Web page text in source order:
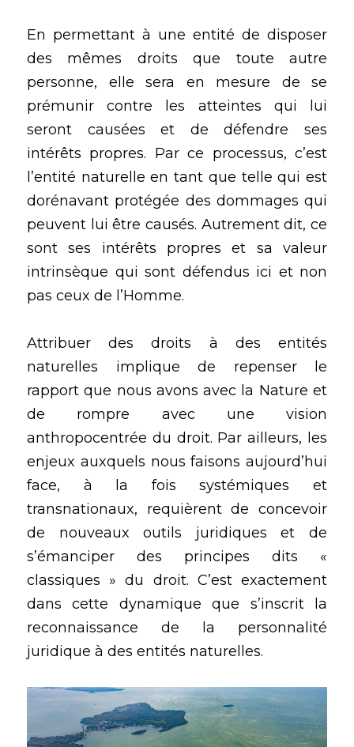
En permettant à une entité de disposer
des mêmes droits que toute autre
personne, elle sera en mesure de se
prémunir contre les atteintes qui lui
seront causées et de défendre ses
intérêts propres. Par ce processus, c’est
l’entité naturelle en tant que telle qui est
dorénavant protégée des dommages qui
peuvent lui être causés. Autrement dit, ce
sont ses intérêts propres et sa valeur
intrinsèque qui sont défendus ici et non
pas ceux de l’Homme.
Attribuer des droits à des entités
naturelles implique de repenser le
rapport que nous avons avec la Nature et
de rompre avec une vision
anthropocentrée du droit. Par ailleurs, les
enjeux auxquels nous faisons aujourd’hui
face, à la fois systémiques et
transnationaux, requièrent de concevoir
de nouveaux outils juridiques et de
s’émanciper des principes dits «
classiques » du droit. C’est exactement
dans cette dynamique que s’inscrit la
reconnaissance de la personnalité
juridique à des entités naturelles.